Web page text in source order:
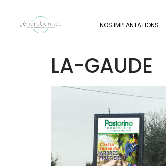
NOS IMPLANTATIONS
LA-GAUDE